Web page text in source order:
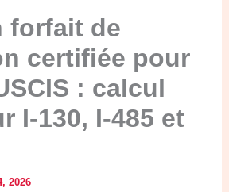
forfait de
certifiée pour
: calcul
I-130, I-485 et
2026